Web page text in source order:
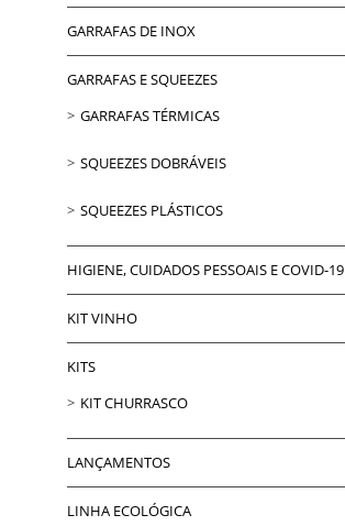
GARRAFAS DE INOX
GARRAFAS E SQUEEZES
GARRAFAS TÉRMICAS
SQUEEZES DOBRÁVEIS
SQUEEZES PLÁSTICOS
HIGIENE, CUIDADOS PESSOAIS E COVID-19
KIT VINHO
KITS
KIT CHURRASCO
LANÇAMENTOS
LINHA ECOLÓGICA